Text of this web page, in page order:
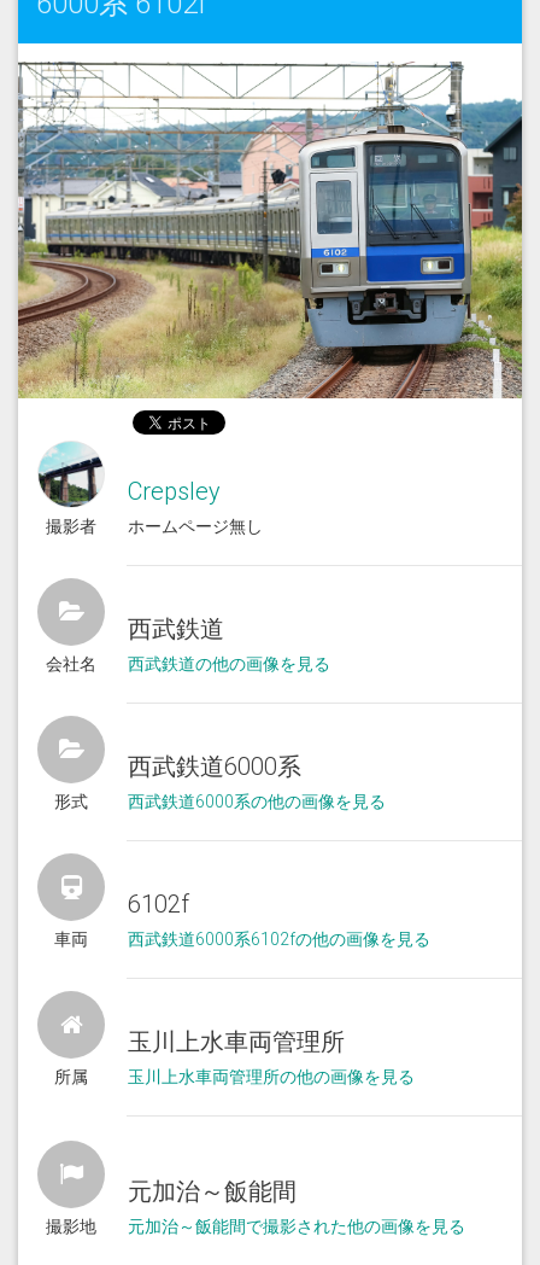
撮影者
Crepsley
ホームページ無し
会社名
西武鉄道
西武鉄道の他の画像を見る
形式
西武鉄道6000系
西武鉄道6000系の他の画像を見る
車両
6102f
西武鉄道6000系6102fの他の画像を見る
所属
玉川上水車両管理所
玉川上水車両管理所の他の画像を見る
撮影地
元加治～飯能間
元加治～飯能間で撮影された他の画像を見る